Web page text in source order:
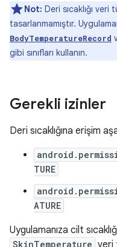
Not: Deri sıcaklığı veri
tasarlanmamıştır.
BodyTemperatureRecord
gibi sınıfları kullanın.
Gerekli izinler
Deri sıcaklığına erişim
TURE
ATURE
Uygulamanıza cilt
SkinTemperature veri